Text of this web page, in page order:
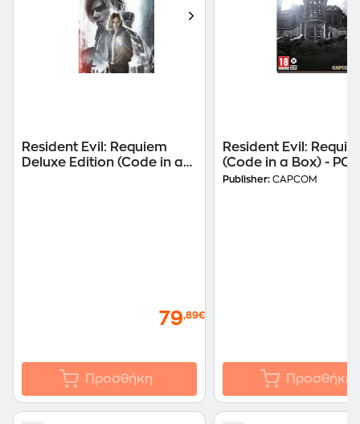
Resident Evil: Requiem
Deluxe Edition (Code in a
79,89€
Προσθήκη
Resident Evil:
(Code in a Box) - PC
Publisher: CAPCOM
Προσθήκη